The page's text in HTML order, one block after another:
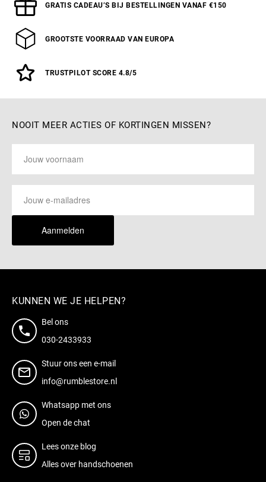
GRATIS CADEAU’S BIJ BESTELLINGEN VANAF €150
GROOTSTE VOORRAAD VAN EUROPA
TRUSTPILOT SCORE 4.8/5
NOOIT MEER ACTIES OF KORTINGEN MISSEN?
Aanmelden
KUNNEN WE JE HELPEN?
Bel ons
030-2433933
Stuur ons een e-mail
info@rumblestore.nl
Whatsapp met ons
Open de chat
Lees onze blog
Alles over handschoenen